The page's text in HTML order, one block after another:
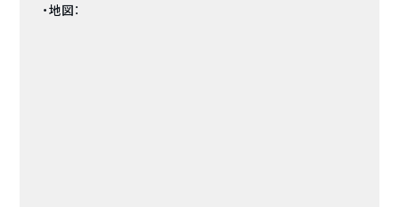
・地図：